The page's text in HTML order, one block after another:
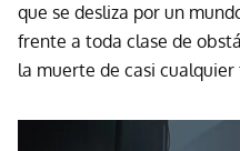
que se desliza por un
frente a toda clase de
la muerte de casi